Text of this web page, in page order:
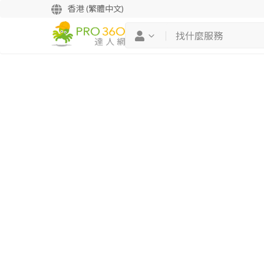
香港 (繁體中文)